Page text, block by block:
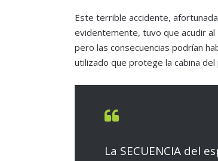
Este terrible accidente,
evidentemente, tuvo que acudir al
pero las consecuencias podrían
utilizado que protege la cabina
La SECUENCIA del